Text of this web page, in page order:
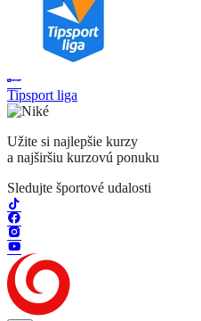
Tipsport liga
Užite si najlepšie kurzy
a najširšiu kurzovú ponuku
Sledujte športové udalosti